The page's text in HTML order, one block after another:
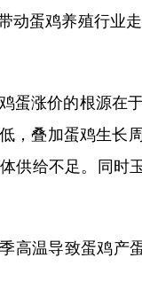
动蛋鸡养殖行业
蛋涨价的根源在
，叠加蛋鸡生长
供给不足。同时
高温导致蛋鸡产